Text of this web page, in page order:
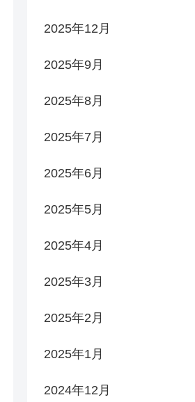
2025年12月
2025年9月
2025年8月
2025年7月
2025年6月
2025年5月
2025年4月
2025年3月
2025年2月
2025年1月
2024年12月